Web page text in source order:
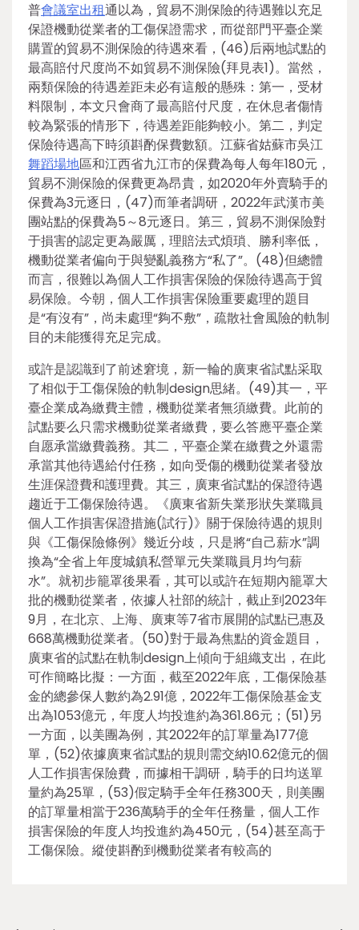
普會議室出租通以為，貿易不測保險的待遇難以充足
保證機動從業者的工傷保證需求，而從部門平臺企業
購置的貿易不測保險的待遇來看，(46)后兩地試點的
最高賠付尺度尚不如貿易不測保險(拜見表1)。當然，
兩類保險的待遇差距未必有這般的懸殊：第一，受材
料限制，本文只會商了最高賠付尺度，在休息者傷情
較為緊張的情形下，待遇差距能夠較小。第二，判定
保險待遇高下時須斟酌保費數額。江蘇省姑蘇市吳江
舞蹈場地區和江西省九江市的保費為每人每年180元，
貿易不測保險的保費更為昂貴，如2020年外賣騎手的
保費為3元逐日，(47)而筆者調研，2022年武漢市美
團站點的保費為5～8元逐日。第三，貿易不測保險對
于損害的認定更為嚴厲，理賠法式煩瑣、勝利率低，
機動從業者偏向于與變亂義務方“私了”。(48)但總體
而言，很難以為個人工作損害保險的保險待遇高于貿
易保險。今朝，個人工作損害保險重要處理的題目
是“有沒有”，尚未處理“夠不敷”，疏散社會風險的軌制
目的未能獲得充足完成。
或許是認識到了前述窘境，新一輪的廣東省試點采取
了相似于工傷保險的軌制design思緒。(49)其一，平
臺企業成為繳費主體，機動從業者無須繳費。此前的
試點要么只需求機動從業者繳費，要么答應平臺企業
自愿承當繳費義務。其二，平臺企業在繳費之外還需
承當其他待遇給付任務，如向受傷的機動從業者發放
生涯保證費和護理費。其三，廣東省試點的保證待遇
趨近于工傷保險待遇。《廣東省新失業形狀失業職員
個人工作損害保證措施(試行)》關于保險待遇的規則
與《工傷保險條例》幾近分歧，只是將“自己薪水”調
換為“全省上年度城鎮私營單元失業職員月均勻薪
水”。就初步籠罩後果看，其可以或許在短期內籠罩大
批的機動從業者，依據人社部的統計，截止到2023年
9月，在北京、上海、廣東等7省市展開的試點已惠及
668萬機動從業者。(50)對于最為焦點的資金題目，
廣東省的試點在軌制design上傾向于組織支出，在此
可作簡略比擬：一方面，截至2022年底，工傷保險基
金的總參保人數約為2.91億，2022年工傷保險基金支
出為1053億元，年度人均投進約為361.86元；(51)另
一方面，以美團為例，其2022年的訂單量為177億
單，(52)依據廣東省試點的規則需交納10.62億元的個
人工作損害保險費，而據相干調研，騎手的日均送單
量約為25單，(53)假定騎手全年任務300天，則美團
的訂單量相當于236萬騎手的全年任務量，個人工作
損害保險的年度人均投進約為450元，(54)甚至高于
工傷保險。縱使斟酌到機動從業者有較高的